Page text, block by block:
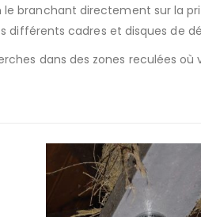
branchant directement sur la
différents cadres et disques de
dans des zones reculées